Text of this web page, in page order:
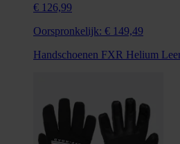
€ 126,99
Oorspronkelijk: € 149,49
Handschoenen FXR Helium